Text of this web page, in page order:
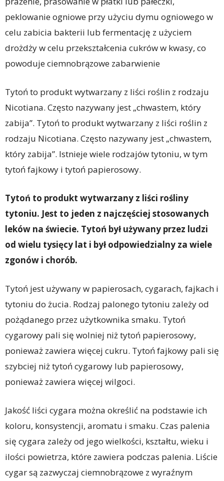
peklowanie ogniowe przy użyciu dymu ogniowego w
celu zabicia bakterii lub fermentację z użyciem
drożdży w celu przekształcenia cukrów w kwasy, co
powoduje ciemnobrązowe zabarwienie
Tytoń to produkt wytwarzany z liści roślin z rodzaju
Nicotiana. Często nazywany jest „chwastem, który
zabija”. Tytoń to produkt wytwarzany z liści roślin z
rodzaju Nicotiana. Często nazywany jest „chwastem,
który zabija”. Istnieje wiele rodzajów tytoniu, w tym
tytoń fajkowy i tytoń papierosowy.
Tytoń to produkt wytwarzany z liści rośliny
tytoniu. Jest to jeden z najczęściej stosowanych
leków na świecie. Tytoń był używany przez ludzi
od wielu tysięcy lat i był odpowiedzialny za wiele
zgonów i chorób.
Tytoń jest używany w papierosach, cygarach, fajkach i
tytoniu do żucia. Rodzaj palonego tytoniu zależy od
pożądanego przez użytkownika smaku. Tytoń
cygarowy pali się wolniej niż tytoń papierosowy,
ponieważ zawiera więcej cukru. Tytoń fajkowy pali się
szybciej niż tytoń cygarowy lub papierosowy,
ponieważ zawiera więcej wilgoci.
Jakość liści cygara można określić na podstawie ich
koloru, konsystencji, aromatu i smaku. Czas palenia
się cygara zależy od jego wielkości, kształtu, wieku i
ilości powietrza, które zawiera podczas palenia. Liście
cygar są zazwyczaj ciemnobrązowe z wyraźnym